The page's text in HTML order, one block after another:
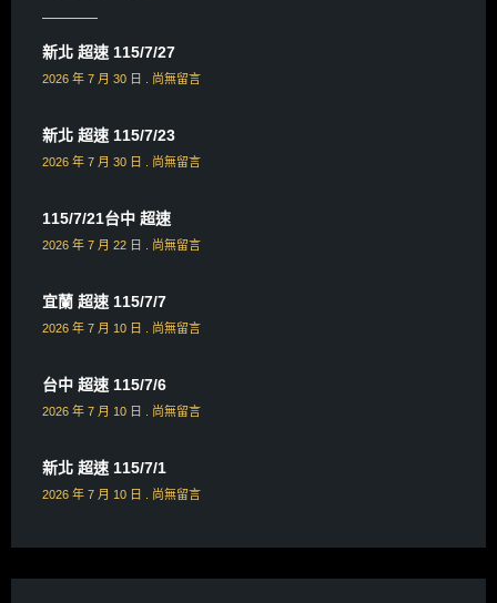
新北 超速 115/7/27
2026 年 7 月 30 日 尚無留言
新北 超速 115/7/23
2026 年 7 月 30 日 尚無留言
115/7/21台中 超速
2026 年 7 月 22 日 尚無留言
宜蘭 超速 115/7/7
2026 年 7 月 10 日 尚無留言
台中 超速 115/7/6
2026 年 7 月 10 日 尚無留言
新北 超速 115/7/1
2026 年 7 月 10 日 尚無留言